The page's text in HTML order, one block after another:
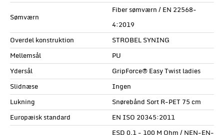
Sømværn
Fiber sømværn / EN 22568-
4:2019
Overdel konstruktion
STROBEL SYNING
Mellemsål
PU
Ydersål
GripForce® Easy Twist ladies
Slidnæse
Ingen
Lukning
Snørebånd Sort R-PET 75 cm
Europæisk standard
EN ISO 20345:2011